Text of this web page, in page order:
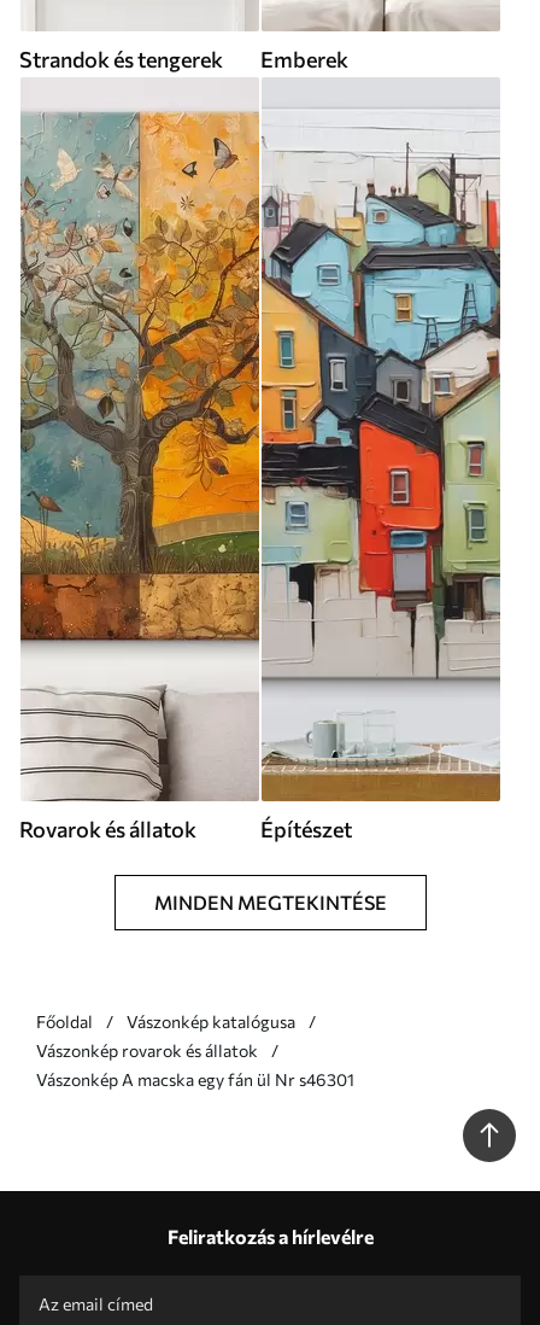
Strandok és tengerek Emberek
Rovarok és állatok Építészet
MINDEN MEGTEKINTÉSE
Főoldal
Vászonkép katalógusa
Vászonkép rovarok és állatok
Vászonkép A macska egy fán ül Nr s46301
Feliratkozás a hírlevélre